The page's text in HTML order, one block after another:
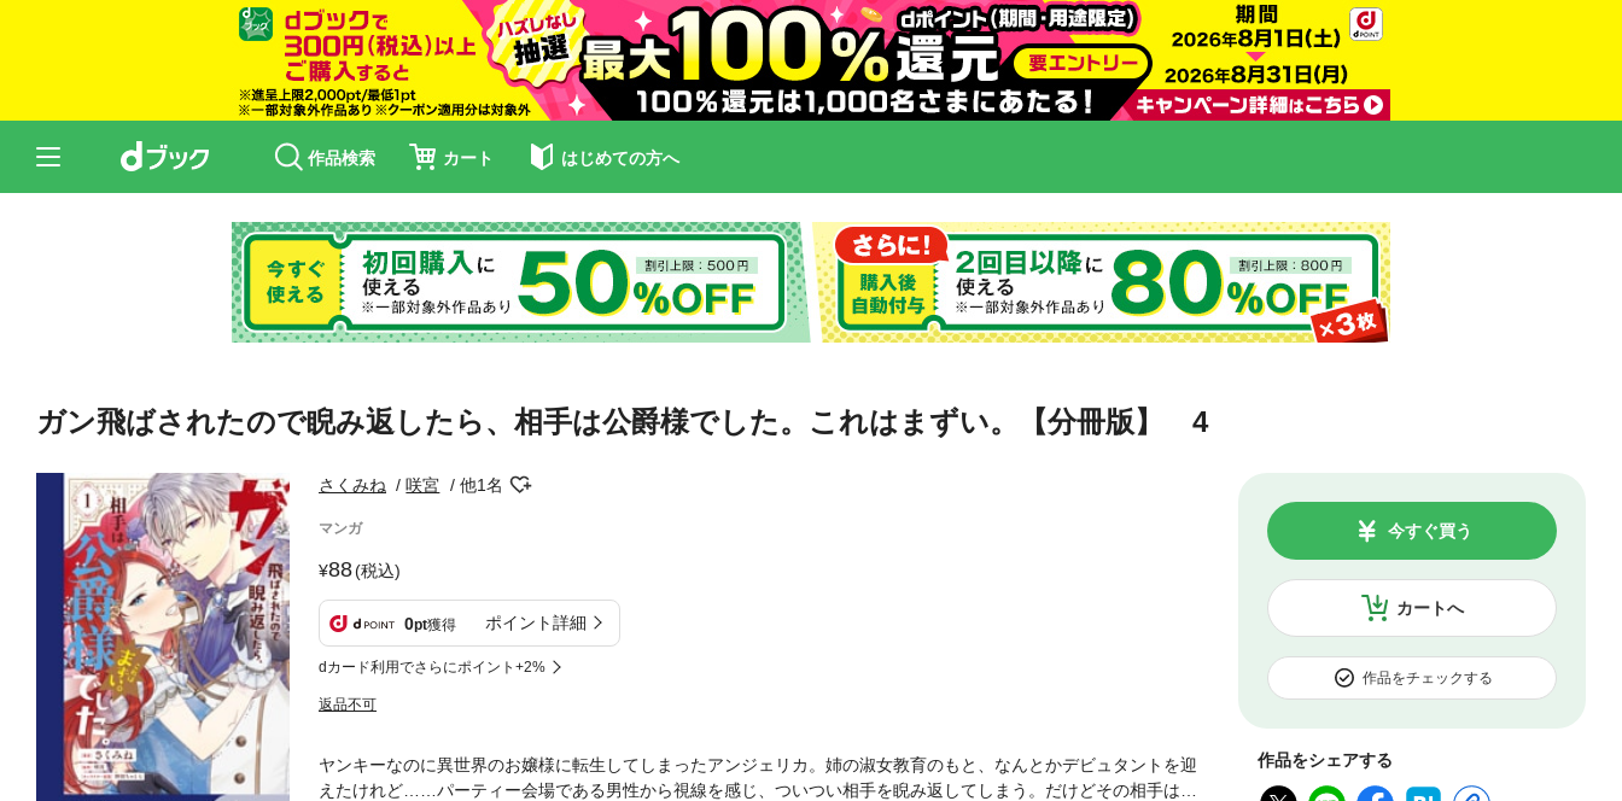
作品検索 カート はじめての方へ
ガン飛ばされたので睨み返したら、相手は公爵様でした。これはまずい。【分冊版】 4
さくみね 咲宮 他1名
マンガ
88(税込)
0pt獲得 ポイント詳細
dカード利用でさらにポイント+2%
返品不可
カートへ
今すぐ買う
作品をチェックする
作品をシェアする
ヤンキーなのに異世界のお嬢様に転生してしまったアンジェリカ。姉の淑女教育のもと、なんとかデビュタントを迎
えたけれど……パーティー会場である男性から視線を感じ、ついつい相手を睨み返してしまう。だけどその相手は冷